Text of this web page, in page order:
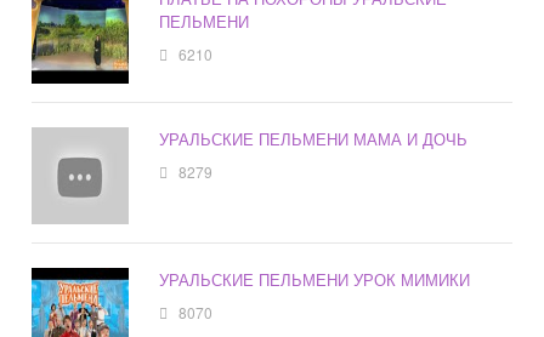
ПЕЛЬМЕНИ
6210
УРАЛЬСКИЕ ПЕЛЬМЕНИ МАМА И ДОЧЬ
8279
УРАЛЬСКИЕ ПЕЛЬМЕНИ УРОК МИМИКИ
8070